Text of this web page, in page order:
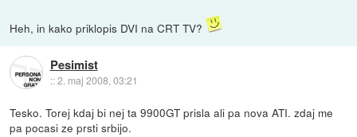
Heh, in kako priklopis DVI na CRT TV?
Pesimist
::2. maj 2008, 03:21
Tesko. Torej kdaj bi nej ta 9900GT prisla ali pa nova ATI. zdaj me
pa pocasi ze prsti srbijo.